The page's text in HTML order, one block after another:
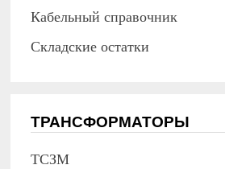
Кабельный справочник
Складские остатки
ТРАНСФОРМАТОРЫ
ТСЗМ